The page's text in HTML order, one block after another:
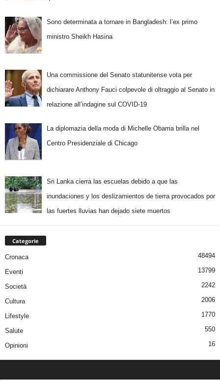
Sono determinata a tornare in Bangladesh: l’ex primo
ministro Sheikh Hasina
Una commissione del Senato statunitense vota per
dichiarare Anthony Fauci colpevole di oltraggio al Senato in
relazione all’indagine sul COVID-19
La diplomazia della moda di Michelle Obama brilla nel
Centro Presidenziale di Chicago
Sri Lanka cierra las escuelas debido a que las
inundaciones y los deslizamientos de tierra provocados por
las fuertes lluvias han dejado siete muertos
Categorie
Cronaca 48494
Eventi 13799
Società 2242
Cultura 2006
Lifestyle 1770
Salute 550
Opinioni 16